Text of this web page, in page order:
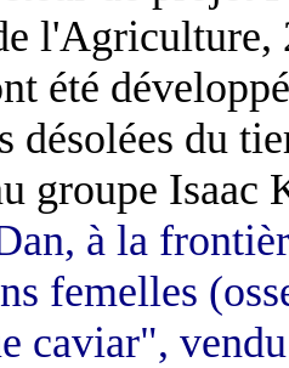
l'Agriculture,
été
désolées du
groupe Isaac
à la
femelles (
caviar",